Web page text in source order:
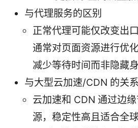
与代理服务的区别
正常代理可能仅改变出
通常对页面资源进行优
减少等待时间而非隐藏身
与大型云加速/CDN 的关系
云加速和 CDN 通过边
源，稳定性高且适合全